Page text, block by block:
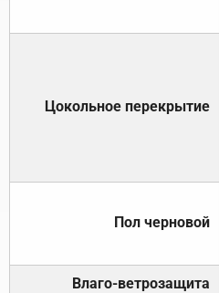
Цокольное перекрытие
Пол черновой
Влаго-ветрозащита